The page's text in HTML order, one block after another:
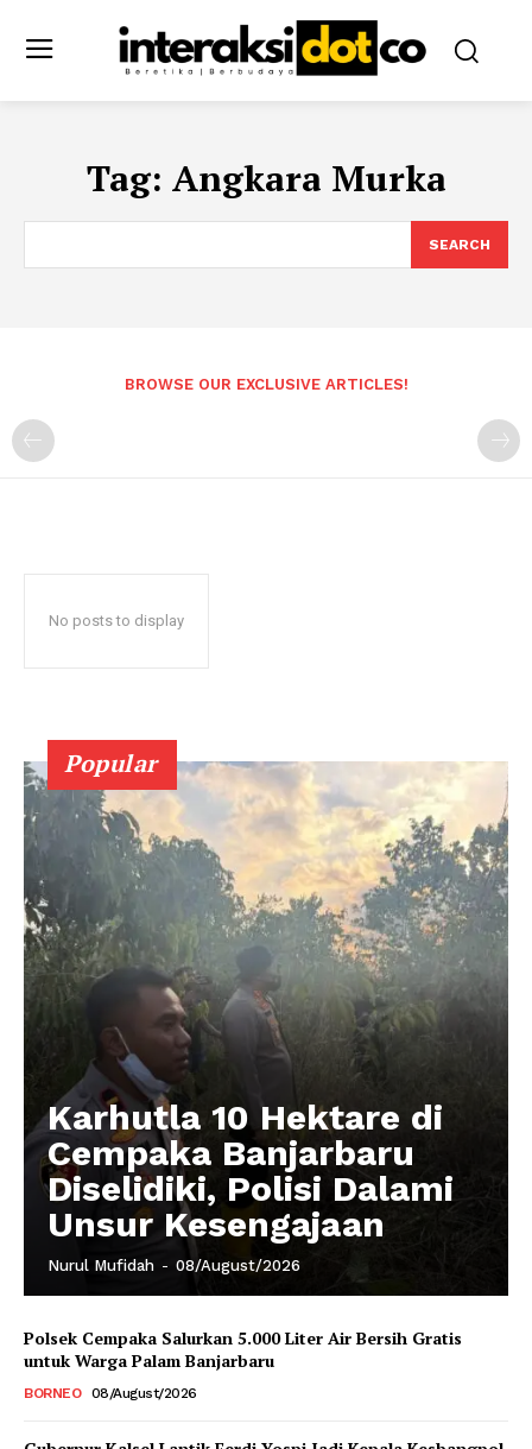
Tag: Angkara Murka
SEARCH
BROWSE OUR EXCLUSIVE ARTICLES!
No posts to display
Popular
Karhutla 10 Hektare di
Cempaka Banjarbaru
Diselidiki, Polisi Dalami
Unsur Kesengajaan
Nurul Mufidah - 08/August/2026
Polsek Cempaka Salurkan 5.000 Liter Air Bersih Gratis
untuk Warga Palam Banjarbaru
BORNEO 08/August/2026